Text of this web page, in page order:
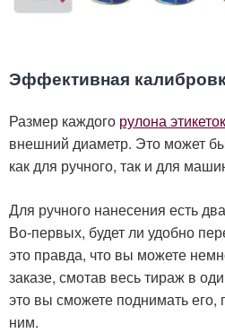
Эффективная
Размер каждого рулона этикеток
внешний диаметр. Это может
как для ручного, так и для
Для ручного нанесения есть
Во-первых, будет ли удобно
это правда, что вы можете
заказе, смотав весь тираж в
это вы сможете поднимать его,
ним.